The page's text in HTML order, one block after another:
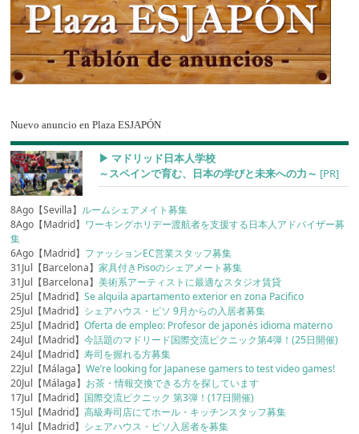
Nuevo anuncio en Plaza ESJAPÓN
▶︎ マドリッド日本人学校
～スペインで育む、日本の学びと未来への力～ [PR]
8Ago【Sevilla】 ルームシェアメイト募集
8Ago【Madrid】 ワーキングホリデー渡航者を支援する日本人アドバイザー募
集
6Ago【Madrid】 ファッションEC営業スタッフ募集
31Jul【Barcelona】家具付きPisoのシェアメート募集
31Jul【Barcelona】美術系アーティストに最適なスタジオ賃貸
25Jul【Madrid】Se alquila apartamento exterior en zona Pacifico
25Jul【Madrid】 シェアハウス・ピソ 9月からの入居者募集
25Jul【Madrid】Oferta de empleo: Profesor de japonés idioma materno
24Jul【Madrid】今話題のマドリード国際交流ピクニック第4弾！(25日開催)
24Jul【Madrid】寿司を握れる方募集
22Jul【Málaga】We’re looking for Japanese gamers to test video games!
20Jul【Málaga】 お茶・情報交換できる方を探しています
17Jul【Madrid】 国際交流ピクニック 第3弾！(17日開催)
15Jul【Madrid】高級寿司店にてホール・キッチンスタッフ募集
14Jul【Madrid】 シェアハウス・ピソ入居者を募集